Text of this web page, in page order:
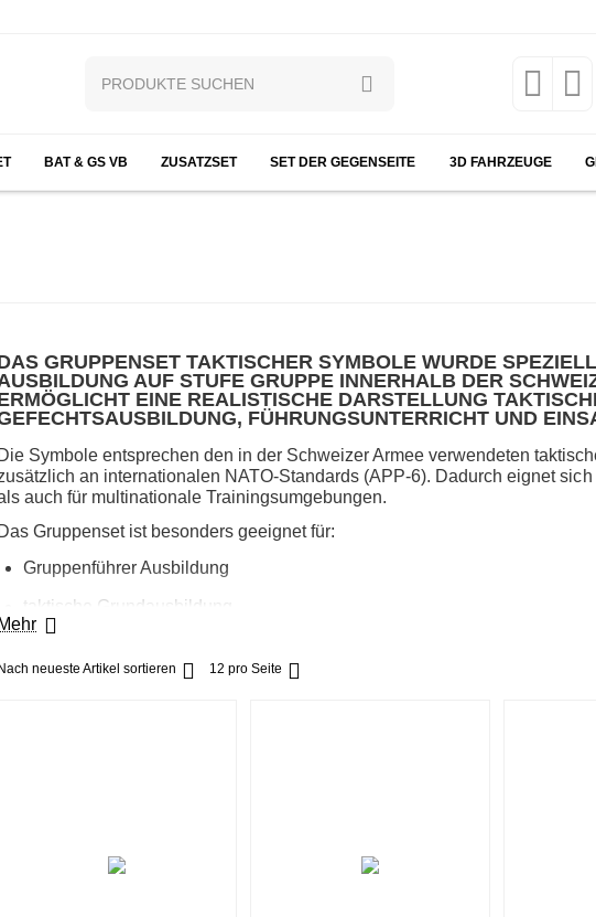
BAT & GS VB ZUSATZSET SET DER GEGENSEITE 3D FAHRZEUGE
GRUPPENSET TAKTISCHER SYMBOLE WURDE
AUF STUFE GRUPPE INNERHALB DER
EINE REALISTISCHE DARSTELLUNG
FÜHRUNGSUNTERRICHT UND
Die Symbole entsprechen den in der Schweizer Armee verwendeten
an internationalen NATO-Standards (APP-6). Dadurch eignet
auch für multinationale Trainingsumgebungen.
Das Gruppenset ist besonders geeignet für:
Gruppenführer Ausbildung
taktische Grundausbildung
Gefechtsdrills für Verbände aller Arten
Gefechtsübungen sowie bei mobilen Ausbildungslagen.
Mehr
Nach neueste Artikel sortieren 12 pro Seite